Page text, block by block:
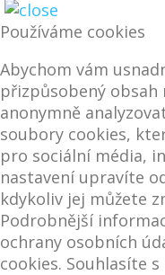
Používáme cookies
Abychom vám
přizpůsobený
anonymně
soubory cookies,
pro sociální média,
nastavení upravíte
kdykoliv jej můžete
Podrobnější
ochrany osobních
cookies. Souhlasíte